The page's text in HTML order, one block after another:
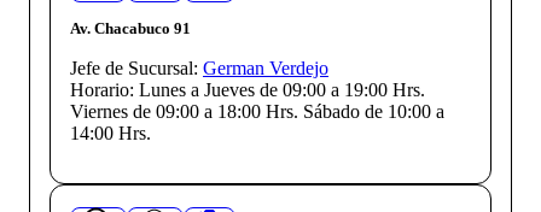
Av. Chacabuco 91
Jefe de Sucursal: German Verdejo
Horario: Lunes a Jueves de 09:00 a 19:00 Hrs.
Viernes de 09:00 a 18:00 Hrs. Sábado de 10:00 a
14:00 Hrs.